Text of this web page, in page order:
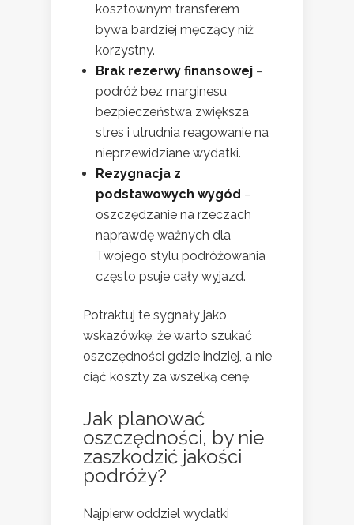
kosztownym transferem
bywa bardziej męczący niż
korzystny.
Brak rezerwy finansowej –
podróż bez marginesu
bezpieczeństwa zwiększa
stres i utrudnia reagowanie na
nieprzewidziane wydatki.
Rezygnacja z
podstawowych wygód –
oszczędzanie na rzeczach
naprawdę ważnych dla
Twojego stylu podróżowania
często psuje cały wyjazd.
Potraktuj te sygnały jako
wskazówkę, że warto szukać
oszczędności gdzie indziej, a nie
ciąć koszty za wszelką cenę.
Jak planować
oszczędności, by nie
zaszkodzić jakości
podróży?
Najpierw oddziel wydatki